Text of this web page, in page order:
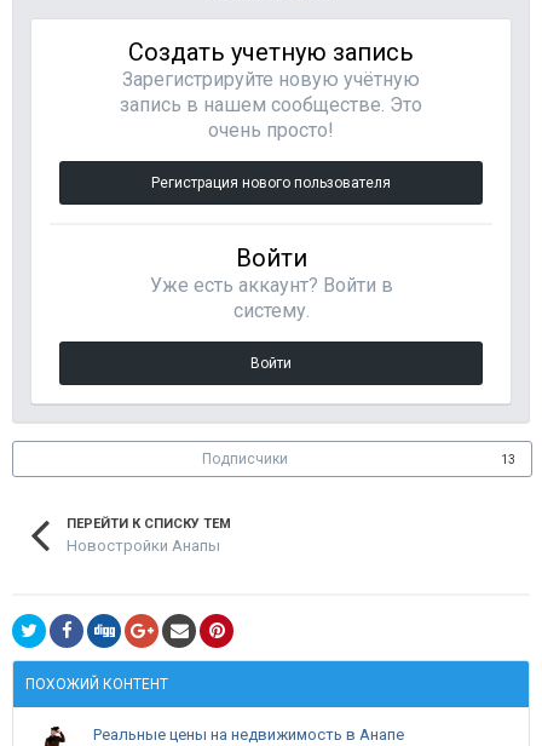
Создать учетную запись
Зарегистрируйте новую учётную
запись в нашем сообществе. Это
очень просто!
Регистрация нового пользователя
Войти
Уже есть аккаунт? Войти в
систему.
Войти
Подписчики 13
ПЕРЕЙТИ К СПИСКУ ТЕМ
Новостройки Анапы
ПОХОЖИЙ КОНТЕНТ
Реальные цены на недвижимость в Анапе